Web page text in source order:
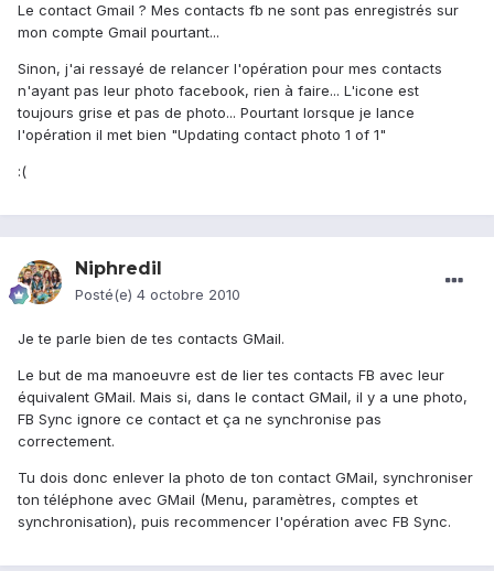
Le contact Gmail ? Mes contacts fb ne sont pas enregistrés sur
mon compte Gmail pourtant...
Sinon, j'ai ressayé de relancer l'opération pour mes contacts
n'ayant pas leur photo facebook, rien à faire... L'icone est
toujours grise et pas de photo... Pourtant lorsque je lance
l'opération il met bien "Updating contact photo 1 of 1"
:(
Niphredil
Posté(e) 4 octobre 2010
Je te parle bien de tes contacts GMail.
Le but de ma manoeuvre est de lier tes contacts FB avec leur
équivalent GMail. Mais si, dans le contact GMail, il y a une photo,
FB Sync ignore ce contact et ça ne synchronise pas
correctement.
Tu dois donc enlever la photo de ton contact GMail, synchroniser
ton téléphone avec GMail (Menu, paramètres, comptes et
synchronisation), puis recommencer l'opération avec FB Sync.